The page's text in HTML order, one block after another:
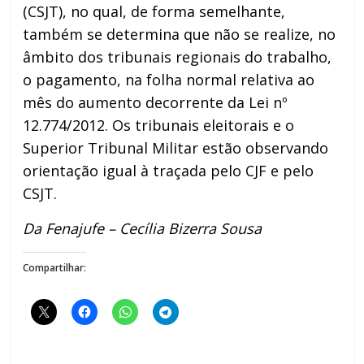
(CSJT), no qual, de forma semelhante,
também se determina que não se realize, no
âmbito dos tribunais regionais do trabalho,
o pagamento, na folha normal relativa ao
mês do aumento decorrente da Lei nº
12.774/2012. Os tribunais eleitorais e o
Superior Tribunal Militar estão observando
orientação igual à traçada pelo CJF e pelo
CSJT.
Da Fenajufe – Cecília Bizerra Sousa
Compartilhar: